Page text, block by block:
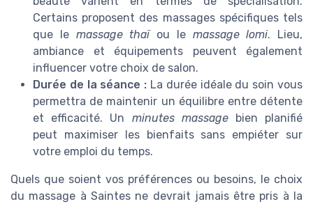
Certains proposent des massages spécifiques tels
que le massage thaïou le massage lomi. Lieu,
ambiance et équipements peuvent également
influencer votre choix de salon.
Durée de la séance : La durée idéale du soin vous
permettra de maintenir un équilibre entre détente
et efficacité. Un minutes massagebien planifié
peut maximiser les bienfaits sans empiéter sur
votre emploi du temps.
Quels que soient vos préférences ou besoins, le choix
du massage à Saintes ne devrait jamais être pris à la